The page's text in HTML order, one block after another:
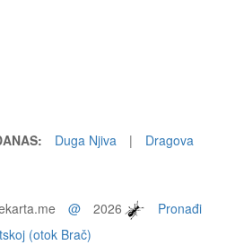
Duga Njiva |
Dragova
@ 2026
Pronađi
(otok Brač)